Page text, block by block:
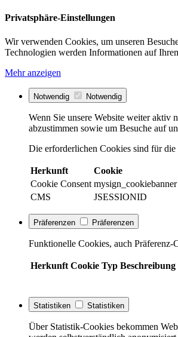
Privatsphäre-Einstellungen
Wir verwenden Cookies, um unseren
Technologien werden Informationen auf
Mehr anzeigen
Notwendig Notwendig
Wenn Sie unsere Website weiter aktiv
abzustimmen sowie um Besuche auf
Die erforderlichen Cookies sind für
Herkunft Cookie
Cookie Consent mysign_cookiebanner
CMS
JSESSIONID
Präferenzen Präferenzen
Funktionelle Cookies, auch Präferenz-
Herkunft Cookie Typ Beschreibung
Statistiken Statistiken
Über Statistik-Cookies bekommen